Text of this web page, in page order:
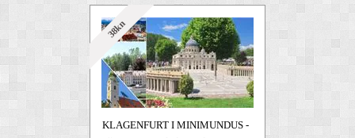
38kn
KLAGENFURT I MINIMUNDUS -